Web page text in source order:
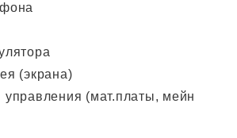
(экрана)
(мат.платы, мейн